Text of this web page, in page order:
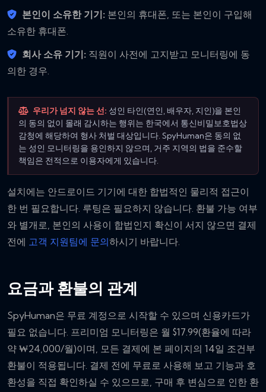
본인이 소유한 기기: 본인의 휴대폰, 또는 본인이 구입해
소유한 휴대폰.
회사 소유 기기: 직원이 사전에 고지받고 모니터링에 동
의한 경우.
우리가 넘지 않는 선: 성인 타인(연인, 배우자, 지인)을 본인
의 동의 없이 몰래 감시하는 행위는 한국에서 통신비밀보호법상
감청에 해당하여 형사 처벌 대상입니다. SpyHuman은 동의 없
는 성인 모니터링을 용인하지 않으며, 거주 지역의 법을 준수할
책임은 전적으로 이용자에게 있습니다.
설치에는 안드로이드 기기에 대한 합법적인 물리적 접근이
한 번 필요합니다. 루팅은 필요하지 않습니다. 환불 가능 여부
와 별개로, 본인의 사용이 합법인지 확신이 서지 않으면 결제
전에 고객 지원팀에 문의하시기 바랍니다.
요금과 환불의 관계
SpyHuman은 무료 계정으로 시작할 수 있으며 신용카드가
필요 없습니다. 프리미엄 모니터링은 월 $17.99(환율에 따라
약 ₩24,000/월)이며, 모든 결제에 본 페이지의 14일 조건부
환불이 적용됩니다. 결제 전에 무료로 사용해 보고 기능과 호
환성을 직접 확인하실 수 있으므로, 구매 후 변심으로 인한 환